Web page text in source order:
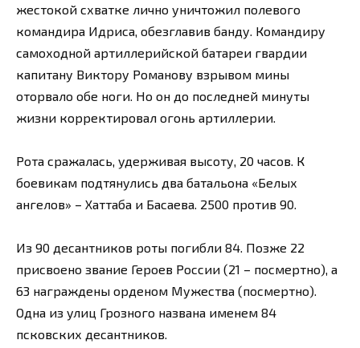
жестокой схватке лично уничтожил полевого
командира Идриса, обезглавив банду. Командиру
самоходной артиллерийской батареи гвардии
капитану Виктору Романову взрывом мины
оторвало обе ноги. Но он до последней минуты
жизни корректировал огонь артиллерии.
Рота сражалась, удерживая высоту, 20 часов. К
боевикам подтянулись два батальона «Белых
ангелов» – Хаттаба и Басаева. 2500 против 90.
Из 90 десантников роты погибли 84. Позже 22
присвоено звание Героев России (21 – посмертно), а
63 награждены орденом Мужества (посмертно).
Одна из улиц Грозного названа именем 84
псковских десантников.